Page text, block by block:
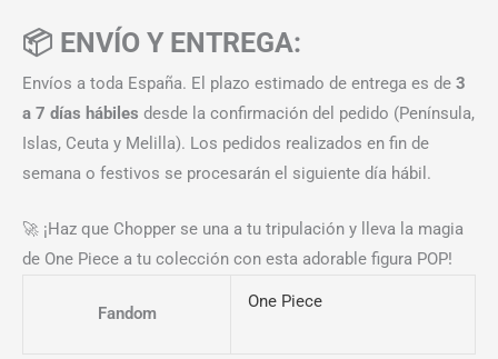
📦 ENVÍO Y ENTREGA:
Envíos a toda España. El plazo estimado de entrega es de 3
a 7 días hábiles desde la confirmación del pedido (Península,
Islas, Ceuta y Melilla). Los pedidos realizados en fin de
semana o festivos se procesarán el siguiente día hábil.
🚀 ¡Haz que Chopper se una a tu tripulación y lleva la magia
de One Piece a tu colección con esta adorable figura POP!
Fandom
One Piece